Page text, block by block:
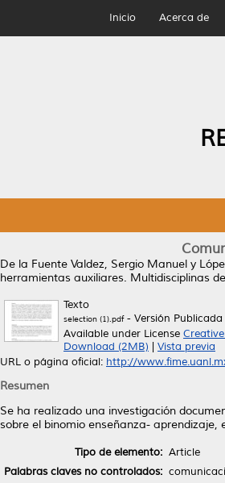
Inicio Acerca de
De la Fuente Valdez, Sergio Manuel y
herramientas auxiliares. Multidisciplinas
Texto
selection (1).pdf- Versión Publicada
Available under License
Download (2MB)
Vista previa
URL o página oficial: http://
Resumen
Se ha realizado una investigación
sobre el binomio enseñanza- aprendizaje,
Tipo de elemento: Article
Palabras claves no controlados: